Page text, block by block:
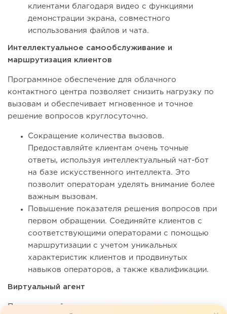
клиентами благодаря видео с функциями
демонстрации экрана, совместного
использования файлов и чата.
Интеллектуальное самообслуживание и
маршрутизация клиентов
Программное обеспечение для облачного
контактного центра позволяет снизить нагрузку по
вызовам и обеспечивает мгновенное и точное
решение вопросов круглосуточно.
Сокращение количества вызовов.
Предоставляйте клиентам очень точные
ответы, используя интеллектуальный чат-бот
на базе искусственного интеллекта. Это
позволит операторам уделять внимание более
важным вызовам.
Повышение показателя решения вопросов при
первом обращении. Соединяйте клиентов с
соответствующими операторами с помощью
маршрутизации с учетом уникальных
характеристик клиентов и продвинутых
навыков операторов, а также квалификации.
Виртуальный агент
Предоставляйте поддержку на основе